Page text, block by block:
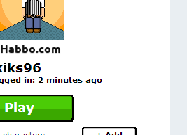
Habbo.com